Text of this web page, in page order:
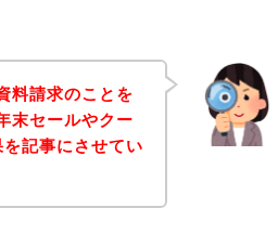
料請求のことを
末セールやクー
記事にさせてい